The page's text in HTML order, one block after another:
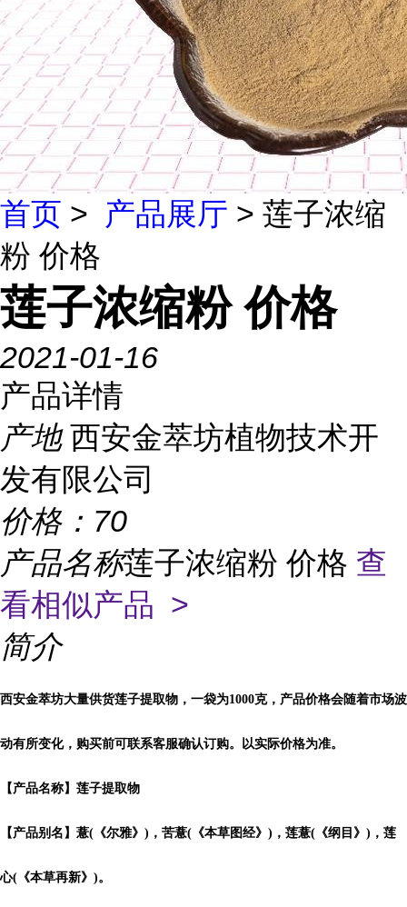
首页 > 产品展厅 > 莲子浓缩
粉 价格
莲子浓缩粉 价格
2021-01-16
产品详情
产地 西安金萃坊植物技术开
发有限公司
价格： 70
产品名称莲子浓缩粉 价格 查
看相似产品 >
简介
西安金萃坊大量供货莲子提取物，一袋为1000克，产品价格会随着市场波
动有所变化，购买前可联系客服确认订购。以实际价格为准。
【产品名称】莲子提取物
【产品别名】薏(《尔雅》)，苦薏(《本草图经》)，莲薏(《纲目》)，莲
心(《本草再新》)。